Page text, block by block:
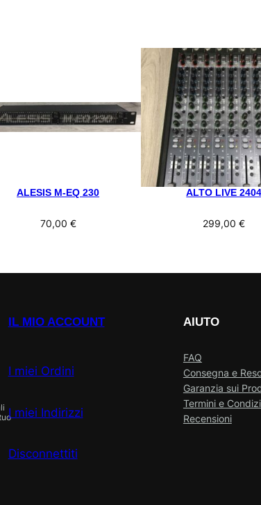
ALESIS M-EQ 230
70,00 €
ALTO LIVE 2404
299,00€
IL MIO ACCOUNT
I miei Ordini
I miei Indirizzi
Disconnettiti
AIUTO
FAQ
Consegna e
Garanzia sui
Termini e
Recensioni